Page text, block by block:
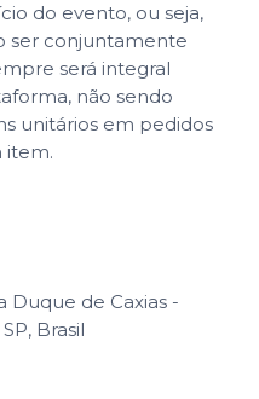
do evento, ou seja,
ser conjuntamente
será integral
não sendo
unitários em pedidos
item.
Duque de Caxias -
Brasil